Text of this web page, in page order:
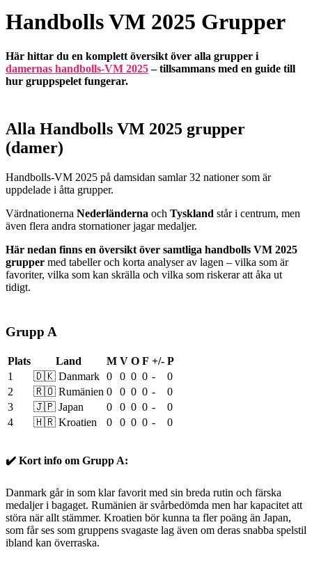
Handbolls VM 2025 Grupper
Här hittar du en komplett översikt över alla grupper i
damernas handbolls-VM 2025– tillsammans med en guide till
hur gruppspelet fungerar.
Alla Handbolls VM 2025 grupper
(damer)
Handbolls-VM 2025 på damsidan samlar 32 nationer som är
uppdelade i åtta grupper.
Värdnationerna Nederländerna och Tyskland står i centrum, men
även flera andra stornationer jagar medaljer.
Här nedan finns en översikt över samtliga handbolls VM 2025
grupper med tabeller och korta analyser av lagen – vilka som är
favoriter, vilka som kan skrälla och vilka som riskerar att åka ut
tidigt.
Grupp A
Plats Land M V O F +/- P
1
🇩🇰 Danmark 0 0 0 0 -
0
2
🇷🇴 Rumänien 0 0 0 0 -
0
3
🇯🇵 Japan 0 0 0 0 -
0
4
🇭🇷 Kroatien 0 0 0 0 - 0
✔️ Kort info om Grupp A:
Danmark går in som klar favorit med sin breda rutin och färska
medaljer i bagaget. Rumänien är svårbedömda men har kapacitet att
störa när allt stämmer. Kroatien bör kunna ta fler poäng än Japan,
som får ses som gruppens svagaste lag även om deras snabba spelstil
ibland kan överraska.